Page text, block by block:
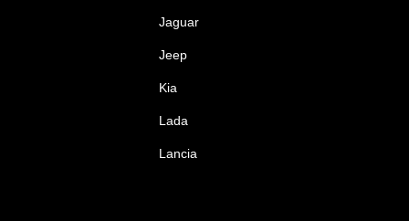
Jaguar
Jeep
Kia
Lada
Lancia